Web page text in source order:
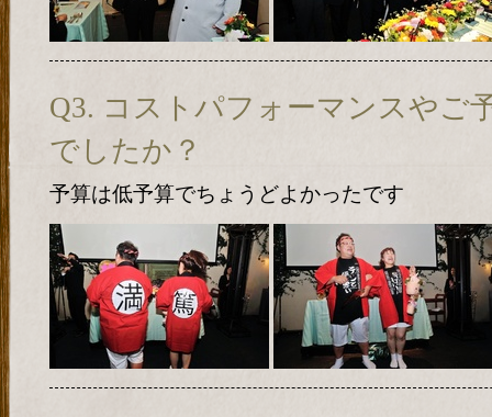
Q3. コストパフォーマンスやご
でしたか？
予算は低予算でちょうどよかったです